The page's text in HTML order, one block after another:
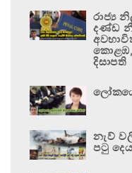
රාජ්‍ය
දණ්ඩ
කොළඹ,
දිසාපති
නැව්
පටු